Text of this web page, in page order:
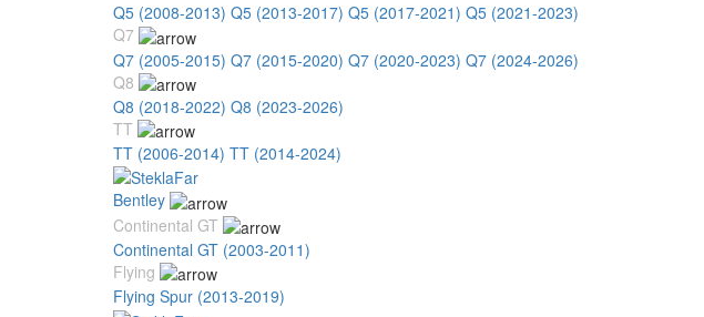
Q5 (2008-2013) Q5 (2013-2017) Q5 (2017-2021) Q5 (2021-2023)
Q7
Q7 (2005-2015) Q7 (2015-2020) Q7 (2020-2023) Q7 (2024-2026)
Q8
Q8 (2018-2022) Q8 (2023-2026)
TT
TT (2006-2014) TT (2014-2024)
Bentley
Continental GT
Continental GT (2003-2011)
Flying
Flying Spur (2013-2019)